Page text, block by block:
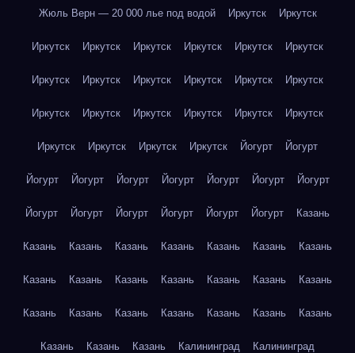
Жюль Верн — 20 000 лье под водой Иркутск Иркутск
Иркутск Иркутск Иркутск Иркутск Иркутск Иркутск
Иркутск Иркутск Иркутск Иркутск Иркутск Иркутск
Иркутск Иркутск Иркутск Иркутск Иркутск Иркутск
Иркутск Иркутск Иркутск Иркутск Йогурт Йогурт
Йогурт Йогурт Йогурт Йогурт Йогурт Йогурт Йогурт
Йогурт Йогурт Йогурт Йогурт Йогурт Йогурт Казань
Казань Казань Казань Казань Казань Казань Казань
Казань Казань Казань Казань Казань Казань Казань
Казань Казань Казань Казань Казань Казань Казань
Казань Казань Казань Калининград Калининград